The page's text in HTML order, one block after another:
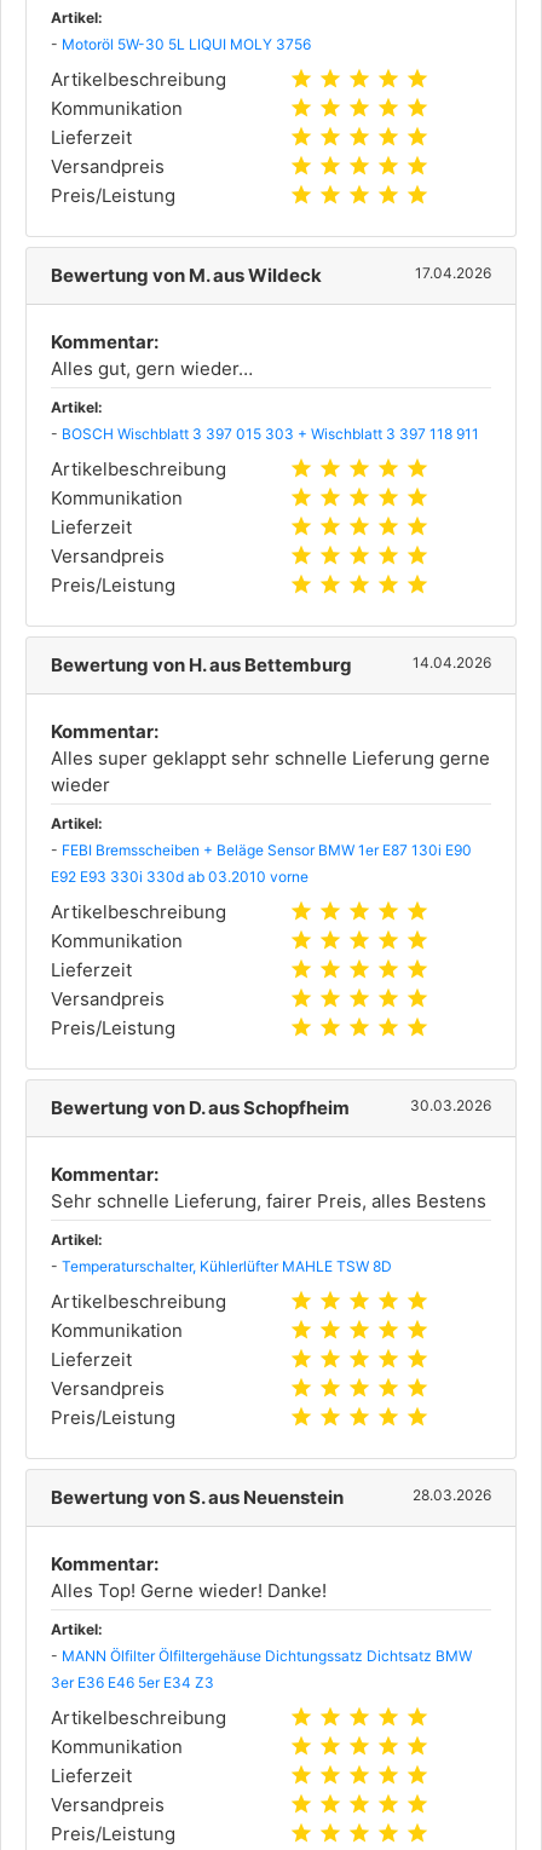
Artikel:
- Motoröl 5W-30 5L LIQUI MOLY 3756
Artikelbeschreibung star star star star star
Kommunikation star star star star star
Lieferzeit star star star star star
Versandpreis star star star star star
Preis/Leistung star star star star star
Bewertung von M. aus Wildeck 17.04.2026
Kommentar:
Alles gut, gern wieder…
Artikel:
- BOSCH Wischblatt 3 397 015 303 + Wischblatt 3 397 118 911
Artikelbeschreibung star star star star star
Kommunikation star star star star star
Lieferzeit star star star star star
Versandpreis star star star star star
Preis/Leistung star star star star star
Bewertung von H. aus Bettemburg 14.04.2026
Kommentar:
Alles super geklappt sehr schnelle Lieferung gerne
wieder
Artikel:
- FEBI Bremsscheiben + Beläge Sensor BMW 1er E87 130i E90
E92 E93 330i 330d ab 03.2010 vorne
Artikelbeschreibung star star star star star
Kommunikation star star star star star
Lieferzeit star star star star star
Versandpreis star star star star star
Preis/Leistung star star star star star
Bewertung von D. aus Schopfheim 30.03.2026
Kommentar:
Sehr schnelle Lieferung, fairer Preis, alles Bestens
Artikel:
- Temperaturschalter, Kühlerlüfter MAHLE TSW 8D
Artikelbeschreibung star star star star star
Kommunikation star star star star star
Lieferzeit star star star star star
Versandpreis star star star star star
Preis/Leistung star star star star star
Bewertung von S. aus Neuenstein 28.03.2026
Kommentar:
Alles Top! Gerne wieder! Danke!
Artikel:
- MANN Ölfilter Ölfiltergehäuse Dichtungssatz Dichtsatz BMW
3er E36 E46 5er E34 Z3
Artikelbeschreibung star star star star star
Kommunikation star star star star star
Lieferzeit star star star star star
Versandpreis star star star star star
Preis/Leistung star star star star star